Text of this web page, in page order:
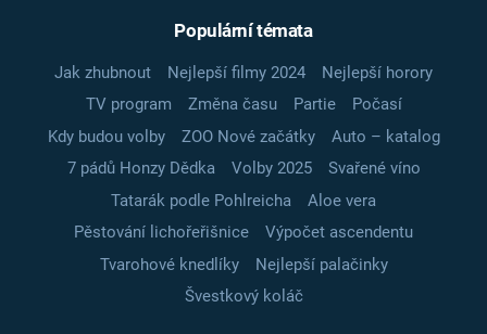
Populární témata
Jak zhubnout Nejlepší filmy 2024
Nejlepší horory
TV program
Změna času Partie
Počasí
Kdy budou volby
ZOO Nové začátky
Auto – katalog
7 pádů Honzy Dědka
Volby 2025
Svařené víno
Tatarák podle Pohlreicha
Aloe vera
Pěstování lichořeřišnice
Výpočet ascendentu
Tvarohové knedlíky
Nejlepší palačinky
Švestkový koláč